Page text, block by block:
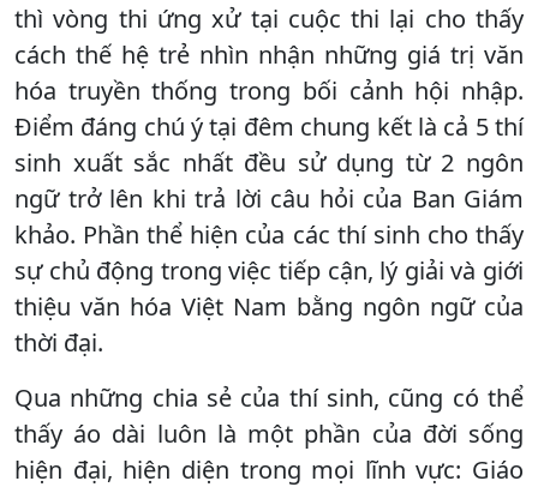
thì vòng thi ứng xử tại cuộc thi lại cho thấy
cách thế hệ trẻ nhìn nhận những giá trị văn
hóa truyền thống trong bối cảnh hội nhập.
Điểm đáng chú ý tại đêm chung kết là cả 5 thí
sinh xuất sắc nhất đều sử dụng từ 2 ngôn
ngữ trở lên khi trả lời câu hỏi của Ban Giám
khảo. Phần thể hiện của các thí sinh cho thấy
sự chủ động trong việc tiếp cận, lý giải và giới
thiệu văn hóa Việt Nam bằng ngôn ngữ của
thời đại.
Qua những chia sẻ của thí sinh, cũng có thể
thấy áo dài luôn là một phần của đời sống
hiện đại, hiện diện trong mọi lĩnh vực: Giáo